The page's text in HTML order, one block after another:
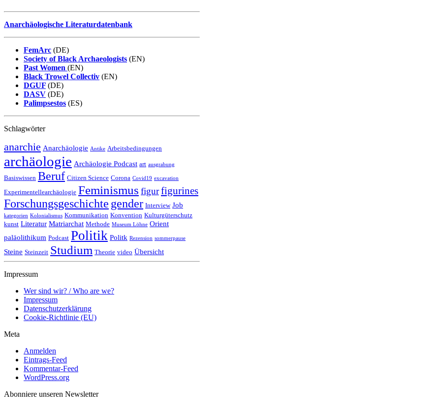
Anarchäologische Literaturdatenbank
FemArc (DE)
Society of Black Archaeologists (EN)
Past Women (EN)
Black Trowel Collectiv (EN)
DGUF (DE)
DASV (DE)
Palimpsestos (ES)
Schlagwörter
anarchie Anarchäologie Antike Arbeitsbedingungen
archäologie Archäologie Podcast art ausgrabung
Basiswissen Beruf Citizen Science Corona Covid19 excavation
Experimentellearchäologie Feminismus figurfigurines
Forschungsgeschichte gender Interview Job
kategorien Kolonialismus Kommunikation Konvention Kulturgüterschutz
kunst Literatur Matriarchat Methode Museum Löhne Orient
paläolithikum Podcast Politik Politk Rezension sommerpause
Steine Steinzeit Studium Theorie video Übersicht
Impressum
Wer sind wir? / Who are we?
Impressum
Datenschutzerklärung
Cookie-Richtlinie (EU)
Meta
Anmelden
Eintrags-Feed
Kommentar-Feed
WordPress.org
Abonniere unseren Newsletter